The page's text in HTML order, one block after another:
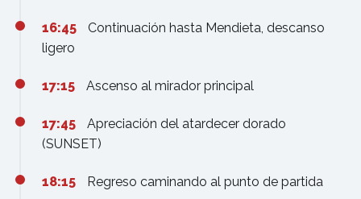
16:45
Continuación hasta Mendieta, descanso
ligero
17:15 Ascenso al mirador principal
17:45
Apreciación del atardecer dorado
(SUNSET)
18:15 Regreso caminando al punto de partida